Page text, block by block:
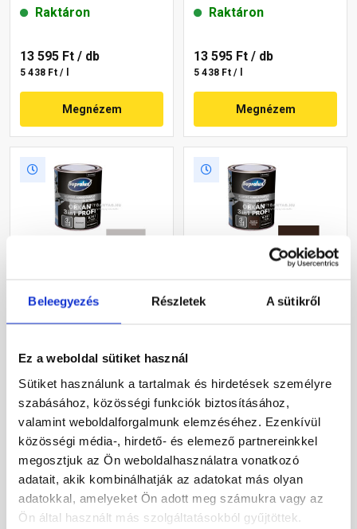
Beleegyezés Részletek A sütikről
Ez a weboldal sütiket használ
Sütiket használunk a tartalmak és hirdetések személyre
szabásához, közösségi funkciók biztosításához,
valamint weboldalforgalmunk elemzéséhez. Ezenkívül
közösségi média-, hirdető- és elemező partnereinkkel
megosztjuk az Ön weboldalhasználatra vonatkozó
adatait, akik kombinálhatják az adatokat más olyan
adatokkal, amelyeket Ön adott meg számukra vagy az
Ön által használt más szolgáltatásokból gyűjtöttek.
Raktáron
13 595 Ft / db
5 438 Ft / l
Megnézem
Raktáron
13 595 Ft / db
5 438 Ft / l
Megnézem
zománcfesték fémre,
selyemfényű alumínium
Raktáron
4 840 Ft/ db
Megnézem
zománcfesték fémre,
4 840 Ft/ db
Megnézem